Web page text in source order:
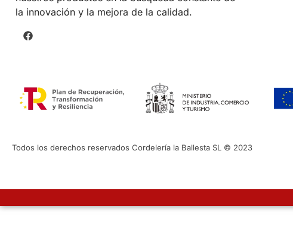
la innovación y la mejora de la calidad.
Todos los derechos reservados Cordelería la Ballesta SL © 2023